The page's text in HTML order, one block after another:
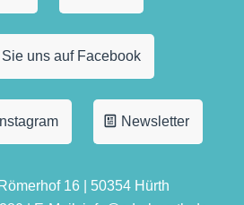
uns auf Facebook
Newsletter
16 | 50354 Hürth